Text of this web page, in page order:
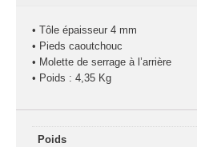
Pied et structure
Poursuite
Projecteurs led
divers
LOCATION
MACHINE À EFFETS
• Tôle épaisseur 4 mm
• Pieds caoutchouc
• Molette de serrage à l’arrière
• Poids : 4,35 Kg
Poids